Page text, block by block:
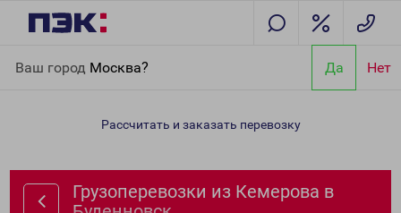
Ваш город Москва? Да Нет
Буденновск
Рассчитать и заказать перевозку
Грузоперевозки из Кемерова в